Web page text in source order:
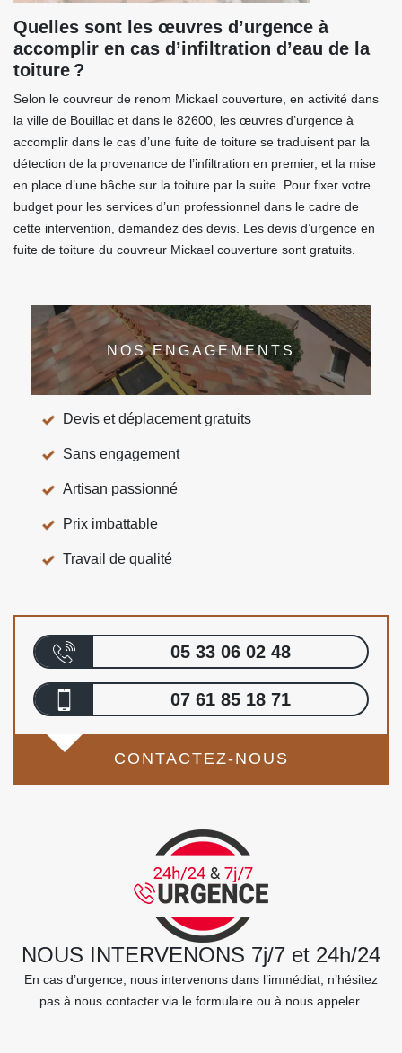
Quelles sont les œuvres d’urgence à
accomplir en cas d’infiltration d’eau de la
toiture ?
Selon le couvreur de renom Mickael couverture, en activité dans
la ville de Bouillac et dans le 82600, les œuvres d’urgence à
accomplir dans le cas d’une fuite de toiture se traduisent par la
détection de la provenance de l’infiltration en premier, et la mise
en place d’une bâche sur la toiture par la suite. Pour fixer votre
budget pour les services d’un professionnel dans le cadre de
cette intervention, demandez des devis. Les devis d’urgence en
fuite de toiture du couvreur Mickael couverture sont gratuits.
NOS ENGAGEMENTS
Devis et déplacement gratuits
Sans engagement
Artisan passionné
Prix imbattable
Travail de qualité
05 33 06 02 48
07 61 85 18 71
CONTACTEZ-NOUS
NOUS INTERVENONS 7j/7 et 24h/24
En cas d’urgence, nous intervenons dans l’immédiat, n’hésitez
pas à nous contacter via le formulaire ou à nous appeler.